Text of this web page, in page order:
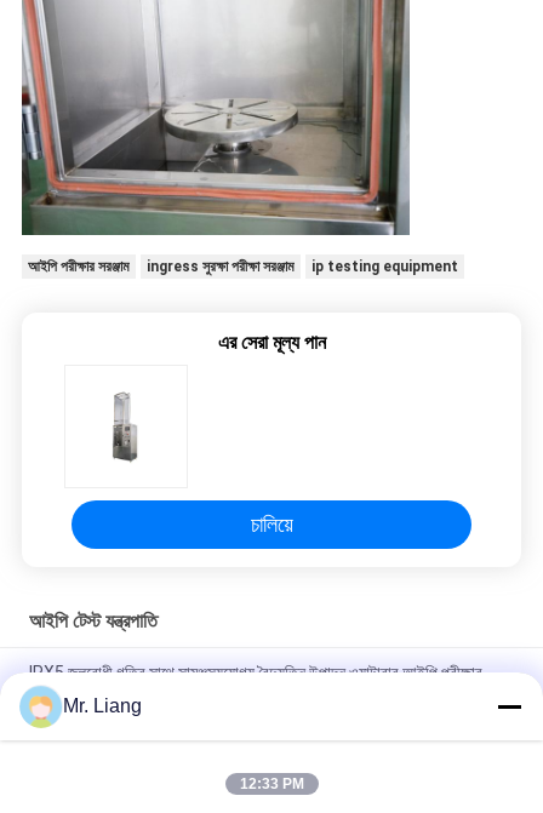
আইপি পরীক্ষার সরঞ্জাম ingress সুরক্ষা পরীক্ষা সরঞ্জাম ip testing equipment
এর সেরা মূল্য পান
চালিয়ে
আইপি টেস্ট যন্ত্রপাতি
IPX5 জলরোধী গতির সাথে সামঞ্জস্যযোগ্য বৈদ্যুতিন উত্পাদন ওয়াটারার আইপি পরীক্ষার
সরঞ্জাম
ঘূর্ণায়মান স্প্রে অগ্রভাগ সহ পরিবেশগত IPX7 / 8 জল ভেজানোর পরীক্ষার সরঞ্জাম
Waterproof Universal Rain Spraying IP Test Equipment IPX5 /
Mr. Liang
12:33 PM